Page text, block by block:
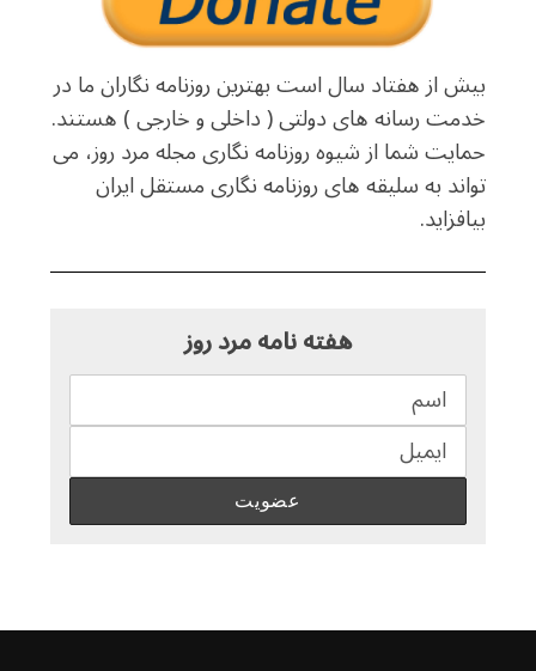
بیش از هفتاد سال است بهترین روزنامه نگاران ما در
خدمت رسانه های دولتی ( داخلی و خارجی ) هستند.
حمایت شما از شیوه روزنامه نگاری مجله مرد روز، می
تواند به سلیقه های روزنامه نگاری مستقل ایران
بیافزاید.
هفته نامه مرد روز